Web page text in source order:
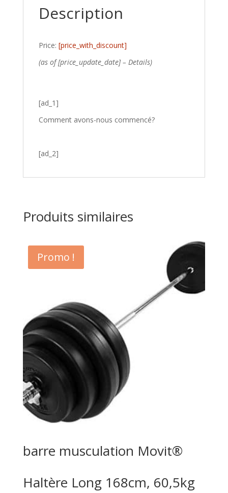
Description
Price: [price_with_discount]
(as of [price_update_date] – Details)
[ad_1]
Comment avons-nous commencé?
[ad_2]
Produits similaires
Promo !
barre musculation Movit®
Haltère Long 168cm, 60,5kg